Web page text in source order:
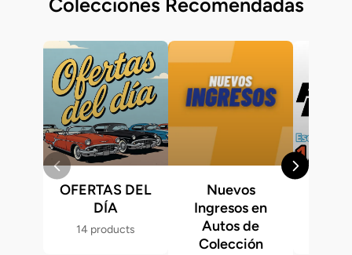
Colecciones Recomendadas
OFERTAS DEL
DÍA
14 products
Nuevos
Ingresos en
Autos de
Colección